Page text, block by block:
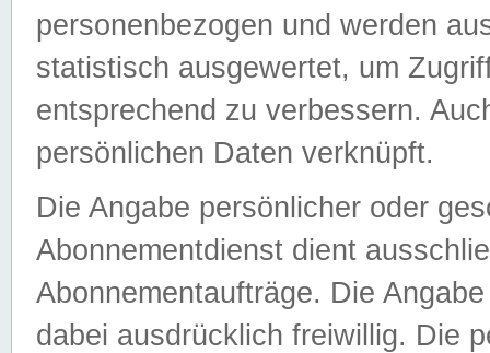
personenbezogen und werden
statistisch ausgewertet, um
entsprechend zu verbessern.
persönlichen Daten verknüpft.
Die Angabe persönlicher oder
Abonnementdienst dient
Abonnementaufträge. Die
dabei ausdrücklich freiwillig. Die